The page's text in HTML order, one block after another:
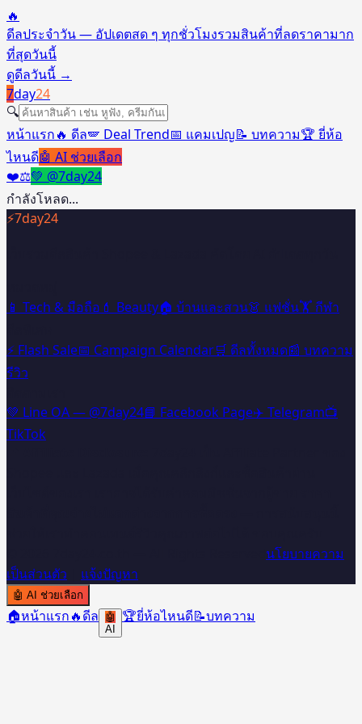
🔥
ดีลประจำวัน — อัปเดตสด ๆ ทุกชั่วโมงรวมสินค้าที่ลดราคามาก
ที่สุดวันนี้
ดูดีลวันนี้ →
7day24
🔍
หน้าแรก🔥 ดีล🪽 Deal Trend📅 แคมเปญ📝 บทความ🏆 ยี่ห้อ
ไหนดี🤖 AI ช่วยเลือก
❤️⚖️💚 @7day24
กำลังโหลด...
⚡7day24
📱 Tech & มือถือ 💄 Beauty🏠 บ้านและสวน👗 แฟชั่น🏋️ กีฬา
⚡ Flash Sale📅 Campaign Calendar🛒 ดีลทั้งหมด📰 บทความ
รีวิว
💚 Line OA — @7day24📘 Facebook Page✈️ Telegram📺
TikTok
นโยบายความ
เป็นส่วนตัว
แจ้งปัญหา
🤖 AI ช่วยเลือก
🏠หน้าแรก🔥ดีล
🤖
AI
🏆ยี่ห้อไหนดี📝บทความ